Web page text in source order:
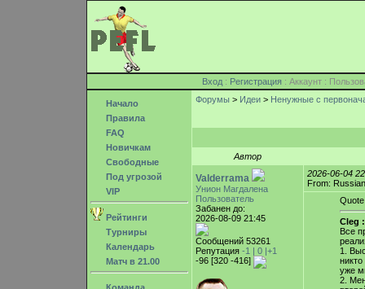
Вход : Регистрация : Аккаунт :
Начало
Правила
FAQ
Новичкам
Свободные
Под угрозой
VIP
Рейтинги
Турниры
Календарь
Матч в 21.00
Форумы > Идеи > Ненужные с
Автор
Valderrama
Унион Магдалена
Пользователь
Забанен до:
2026-08-09 21:45
Сообщений 53261
Репутация -1 | 0 |+1
-96 [320 -416]
2026-06-04
From:
Quote
Cleg :
Все
1.
уже
2.